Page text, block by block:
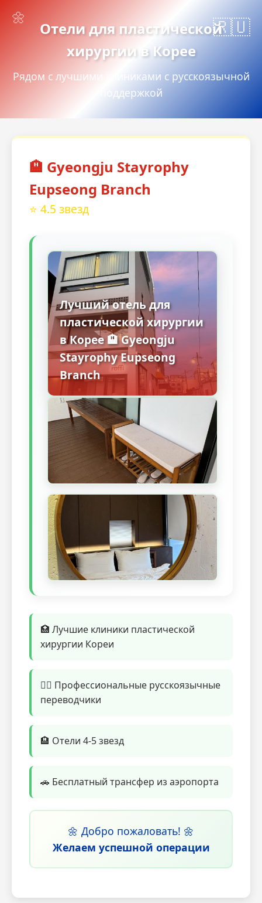
Отели для пластической
хирургии в Корее
Рядом с лучшими клиниками с русскоязычной
поддержкой
🏨 Gyeongju Stayrophy
Eupseong Branch
⭐ 4.5 звезд
Лучший отель для
пластической хирургии
в Корее 🏨 Gyeongju
Stayrophy Eupseong
Branch
🏥 Лучшие клиники пластической
хирургии Кореи
👨‍⚕️ Профессиональные русскоязычные
переводчики
🏨 Отели 4-5 звезд
🚗 Бесплатный трансфер из аэропорта
🌼 Добро пожаловать! 🌼
Желаем успешной операции